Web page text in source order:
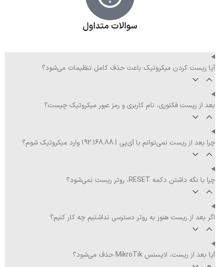
سوالات متداول
آیا ریست کردن میکروتیک باعث حذف کامل تنظیمات می‌شود؟
بعد از ریست فکتوری، نام کاربری و رمز عبور میکروتیک چیست؟
چرا بعد از ریست نمی‌توانم با آی‌پی 192.168.88.1 وارد میکروتیک شوم؟
چرا با نگه داشتن دکمه RESET، روتر ریست نمی‌شود؟
اگر بعد از ریست هنوز به روتر دسترسی نداشتیم چه کار کنیم؟
آیا بعد از ریست، لایسنس MikroTik حذف می‌شود؟